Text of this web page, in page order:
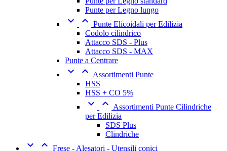
Punte per Legno lungo
  Punte Elicoidali per Edilizia
Codolo cilindrico
Attacco SDS - Plus
Attacco SDS - MAX
Punte a Centrare
  Assortimenti Punte
HSS
HSS + CO 5%
  Assortimenti Punte Cilindriche
per Edilizia
SDS Plus
Clindriche
  Frese - Alesatori - Utensili conici